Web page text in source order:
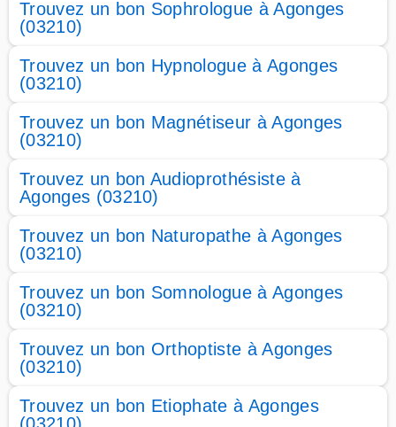
Trouvez un bon Sophrologue à Agonges
(03210)
Trouvez un bon Hypnologue à Agonges
(03210)
Trouvez un bon Magnétiseur à Agonges
(03210)
Trouvez un bon Audioprothésiste à
Agonges (03210)
Trouvez un bon Naturopathe à Agonges
(03210)
Trouvez un bon Somnologue à Agonges
(03210)
Trouvez un bon Orthoptiste à Agonges
(03210)
Trouvez un bon Etiophate à Agonges